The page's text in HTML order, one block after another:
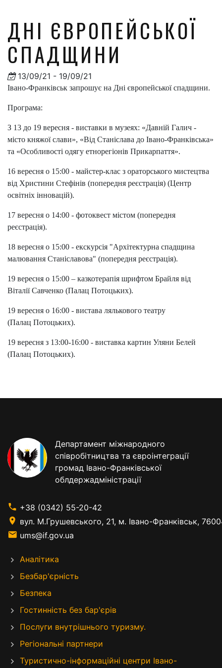
ДНІ ЄВРОПЕЙСЬКОЇ
СПАДЩИНИ
13/09/21 - 19/09/21
Івано-Франківськ запрошує на Дні європейської спадщини.
Програма:
З 13 до 19 вересня - виставки в музеях: «Давній Галич -
місто княжої слави», «Від Станіслава до Івано-Франківська»
та «Особливості одягу етнорегіонів Прикарпаття».
16 вересня о 15:00 - майстер-клас з ораторського мистецтва
від Христини Стефінів (попередня реєстрація) (Центр
освітніх інновацій).
17 вересня о 14:00 - фотоквест містом (попередня
реєстрація).
18 вересня о 15:00 - екскурсія "Архітектурна спадщина
малювання Станіславова" (попередня реєстрація).
19 вересня о 15:00 – казкотерапія шрифтом Брайля від
Віталії Савченко (Палац Потоцьких).
19 вересня о 16:00 - вистава лялькового театру
(Палац Потоцьких).
19 вересня з 13:00-16:00 - виставка картин Уляни Белей
(Палац Потоцьких).
Департамент міжнародного
співробітництва та євроінтеграції
громад Івано-Франківської
облдержадміністрації
+38 (0342) 55-20-42
вул. М.Грушевського, 21, м. Івано-Франківськ,
ums@if.gov.ua
Аналітика
Безбар'єрність
Безпека
Гостинність без бар'єрів
Послуги внутрішнього туризму.
Регіональні партнери
Туристично-інформаційні центри Івано-